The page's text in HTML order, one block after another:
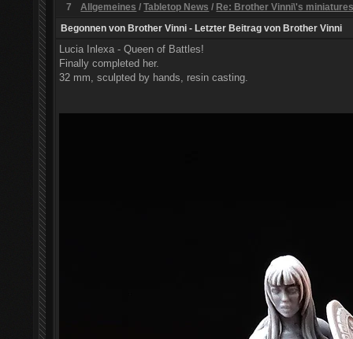
7 Allgemeines /Tabletop News / Re: Brother Vinni\'s
Begonnen von Brother Vinni - Letzter Beitrag von Brother Vinni
Lucia Inlexa - Queen of Battles!
Finally completed her.
32 mm, sculpted by hands, resin casting.